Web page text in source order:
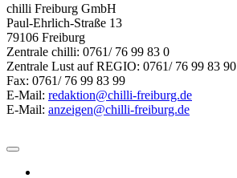
chilli Freiburg GmbH
Paul-Ehrlich-Straße 13
79106 Freiburg
Zentrale chilli: 0761/ 76 99 83 0
Zentrale Lust auf REGIO: 0761/ 76 99 83 90
Fax: 0761/ 76 99 83 99
E-Mail: redaktion@chilli-freiburg.de
E-Mail: anzeigen@chilli-freiburg.de